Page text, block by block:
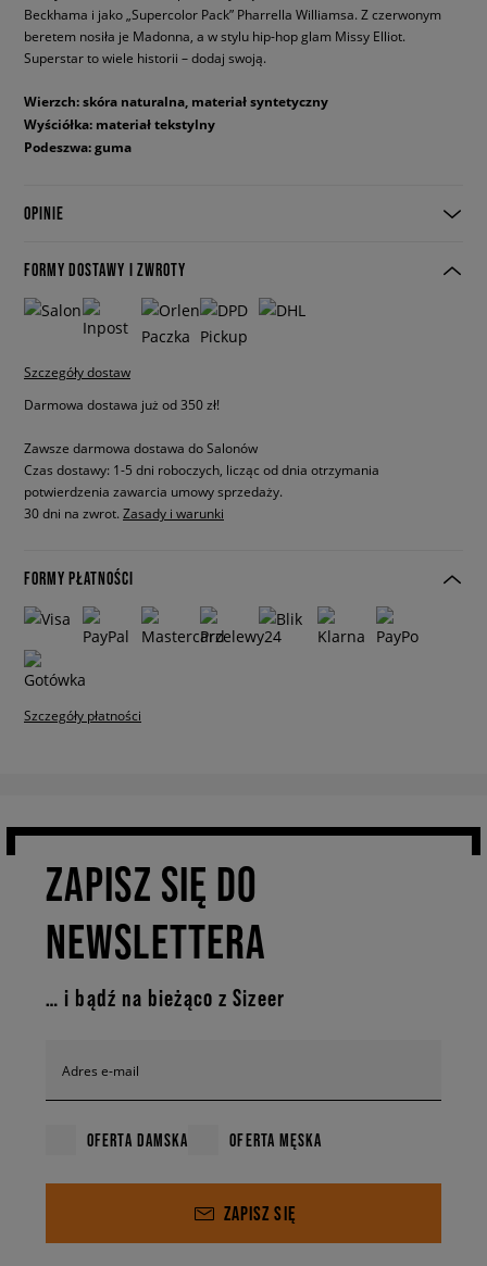
Beckhama i jako „Supercolor Pack” Pharrella Williamsa. Z czerwonym
beretem nosiła je Madonna, a w stylu hip-hop glam Missy Elliot.
Superstar to wiele historii – dodaj swoją.
Wierzch: skóra naturalna, materiał syntetyczny
Wyściółka: materiał tekstylny
Podeszwa: guma
OPINIE
FORMY DOSTAWY I ZWROTY
Szczegóły dostaw
Darmowa dostawa już od 350 zł!
Zawsze darmowa dostawa do Salonów
Czas dostawy: 1-5 dni roboczych, licząc od dnia otrzymania
potwierdzenia zawarcia umowy sprzedaży.
30 dni na zwrot. Zasady i warunki
FORMY PŁATNOŚCI
Szczegóły płatności
ZAPISZ SIĘ DO
NEWSLETTERA
… i bądź na bieżąco z Sizeer
Adres e-mail
OFERTA DAMSKA OFERTA MĘSKA
ZAPISZ SIĘ